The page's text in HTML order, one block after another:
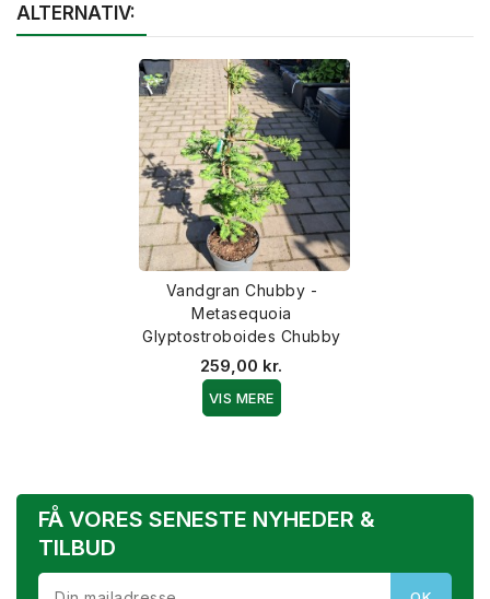
ALTERNATIV:
Vandgran Chubby -
Metasequoia
Glyptostroboides Chubby
259,00 kr.
VIS MERE
FÅ VORES SENESTE NYHEDER &
TILBUD